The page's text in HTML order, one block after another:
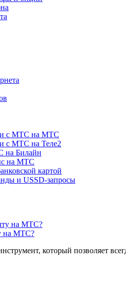
с МТС на МТС
с МТС на Теле2
на Билайн
на МТС
картой
и USSD-запросы
на МТС?
который позволяет